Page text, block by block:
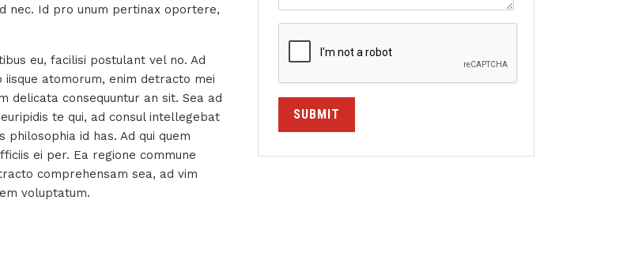
nec. Id pro unum pertinax oportere,
eu, facilisi postulant vel no. Ad
atomorum, enim detracto mei
delicata consequuntur an sit. Sea ad
te qui, ad consul intellegebat
philosophia id has. Ad qui quem
ei per. Ea regione commune
comprehensam sea, ad vim
voluptatum.
SUBMIT